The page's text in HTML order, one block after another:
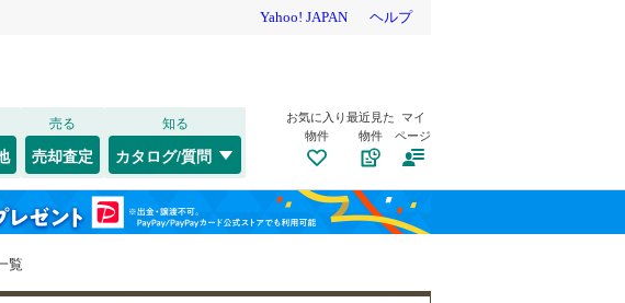
売る
売却査定
知る
カタログ/質問
お気に入り
物件
最近見た
物件
マイ
ページ
覧
山形 福島
茨城
兵庫区(0)
垂水区(8)
山陽本線（JR西日本）(
姫新線(3)
東西線(1)
(1) (0) (0)
（4）
定できます。